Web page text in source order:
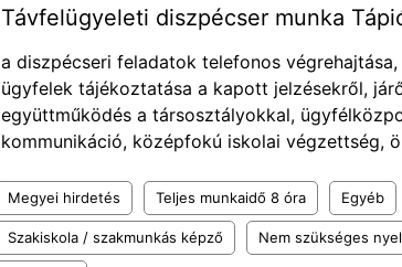
Távfelügyeleti diszpécser munka
a diszpécseri feladatok telefonos
ügyfelek tájékoztatása a kapott jelzésekről,
együttműködés a társosztályokkal,
kommunikáció, középfokú iskolai végzettség,
Megyei hirdetés Teljes munkaidő 8 óra Egyéb
Szakiskola / szakmunkás képző Nem szükséges